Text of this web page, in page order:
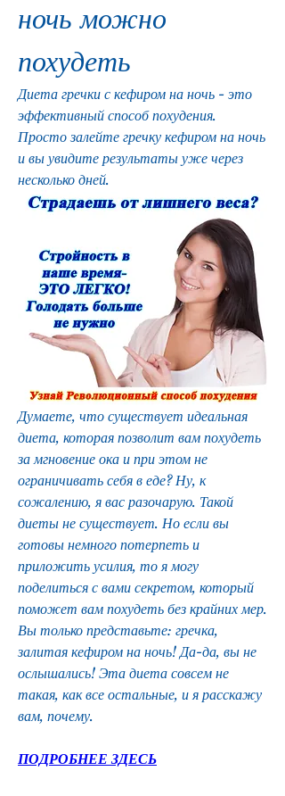
ночь можно
похудеть
Диета гречки с кефиром на ночь - это
эффективный способ похудения.
Просто залейте гречку кефиром на ночь
и вы увидите результаты уже через
несколько дней.
Думаете, что существует идеальная
диета, которая позволит вам похудеть
за мгновение ока и при этом не
ограничивать себя в еде? Ну, к
сожалению, я вас разочарую. Такой
диеты не существует. Но если вы
готовы немного потерпеть и
приложить усилия, то я могу
поделиться с вами секретом, который
поможет вам похудеть без крайних мер.
Вы только представьте: гречка,
залитая кефиром на ночь! Да-да, вы не
ослышались! Эта диета совсем не
такая, как все остальные, и я расскажу
вам, почему.
ПОДРОБНЕЕ ЗДЕСЬ